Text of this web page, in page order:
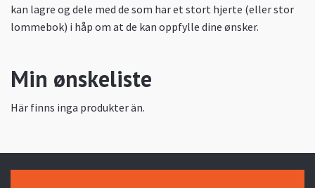
kan lagre og dele med de som har et stort hjerte (eller stor
lommebok) i håp om at de kan oppfylle dine ønsker.
Min ønskeliste
Här finns inga produkter än.